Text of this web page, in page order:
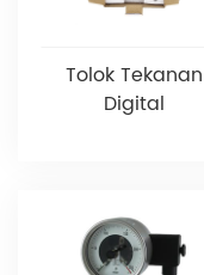
Tolok Tekanan
Digital